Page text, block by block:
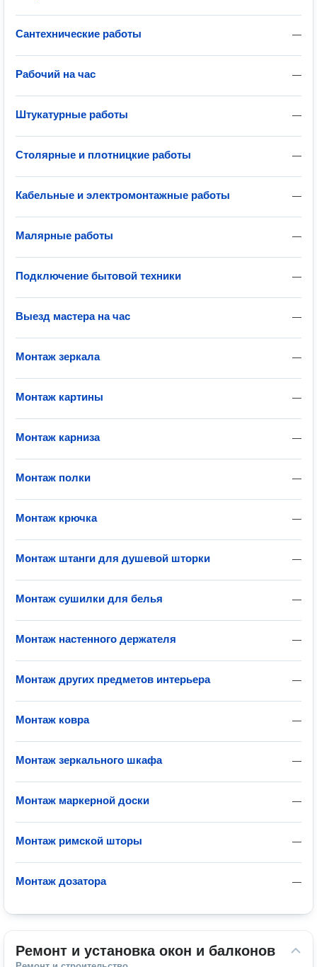
—
Сантехнические работы
—
Рабочий на час
—
Штукатурные работы
—
Столярные и плотницкие работы
—
Кабельные и электромонтажные работы
—
Малярные работы
—
Подключение бытовой техники
—
Выезд мастера на час
—
Монтаж зеркала
—
Монтаж картины
—
Монтаж карниза
—
Монтаж полки
—
Монтаж крючка
—
Монтаж штанги для душевой шторки
—
Монтаж сушилки для белья
—
Монтаж настенного держателя
—
Монтаж других предметов интерьера
—
Монтаж ковра
—
Монтаж зеркального шкафа
—
Монтаж маркерной доски
—
Монтаж римской шторы
—
Монтаж дозатора
Ремонт и установка окон и балконов